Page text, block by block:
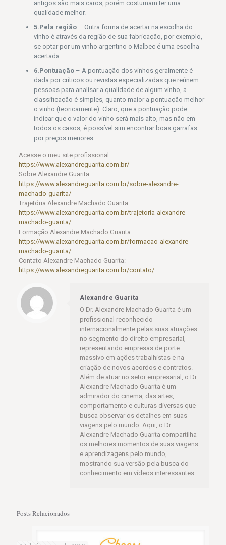
antigos são mais caros, porém costumam ter uma
qualidade melhor.
5.Pela região– Outra forma de acertar na escolha do
vinho é através da região de sua fabricação, por exemplo,
se optar por um vinho argentino o Malbec é uma escolha
acertada.
6.Pontuação– A pontuação dos vinhos geralmente é
dada por críticos ou revistas especializadas que reúnem
pessoas para analisar a qualidade de algum vinho, a
classificação é simples, quanto maior a pontuação melhor
o vinho (teoricamente). Claro, que a pontuação pode
indicar que o valor do vinho será mais alto, mas não em
todos os casos, é possível sim encontrar boas garrafas
por preços menores.
Acesse o meu site profissional:
https://www.alexandreguarita.com.br/
Sobre Alexandre Guarita:
https://www.alexandreguarita.com.br/sobre-alexandre-
machado-guarita/
Trajetória Alexandre Machado Guarita:
https://www.alexandreguarita.com.br/trajetoria-alexandre-
machado-guarita/
Formação Alexandre Machado Guarita:
https://www.alexandreguarita.com.br/formacao-alexandre-
machado-guarita/
Contato Alexandre Machado Guarita:
https://www.alexandreguarita.com.br/contato/
Alexandre Guarita
O Dr. Alexandre Machado Guarita é um
profissional reconhecido
internacionalmente pelas suas atuações
no segmento do direito empresarial,
representando empresas de porte
massivo em ações trabalhistas e na
criação de novos acordos e contratos.
Além de atuar no setor empresarial, o Dr.
Alexandre Machado Guarita é um
admirador do cinema, das artes,
comportamento e culturas diversas que
busca observar os detalhes em suas
viagens pelo mundo. Aqui, o Dr.
Alexandre Machado Guarita compartilha
os melhores momentos de suas viagens
e aprendizagens pelo mundo,
mostrando sua versão pela busca do
conhecimento em vídeos interessantes.
Posts Relacionados